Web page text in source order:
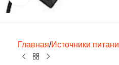
Главная Источники